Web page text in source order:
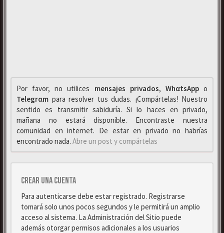
Por favor, no utilices mensajes privados, WhαtsAppo
Telegrαm para resolver tus dudas. ¡Compártelas! Nuestro
sentido es transmitir sabiduría. Si lo haces en privado,
mañana no estará disponible. Encontraste nuestra
comunidad en internet. De estar en privado no habrías
encontrado nada. Abre un post y compártelas
Crear una cuenta
Para autenticarse debe estar registrado. Registrarse
tomará solo unos pocos segundos y le permitirá un amplio
acceso al sistema. La Administración del Sitio puede
además otorgar permisos adicionales a los usuarios